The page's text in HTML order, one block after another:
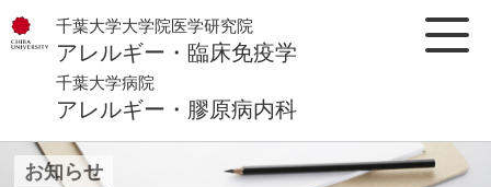
千葉大学大学院医学研究院
アレルギー・臨床免疫学
千葉大学病院
アレルギー・膠原病内科
お知らせ